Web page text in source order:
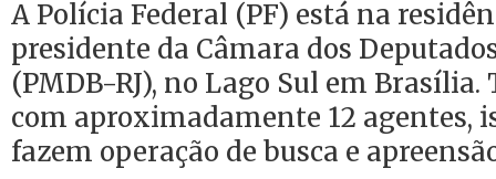
A Polícia Federal (PF) está na
presidente da Câmara dos
(PMDB-RJ), no Lago Sul em Brasília.
com aproximadamente 12 agentes,
fazem operação de busca e